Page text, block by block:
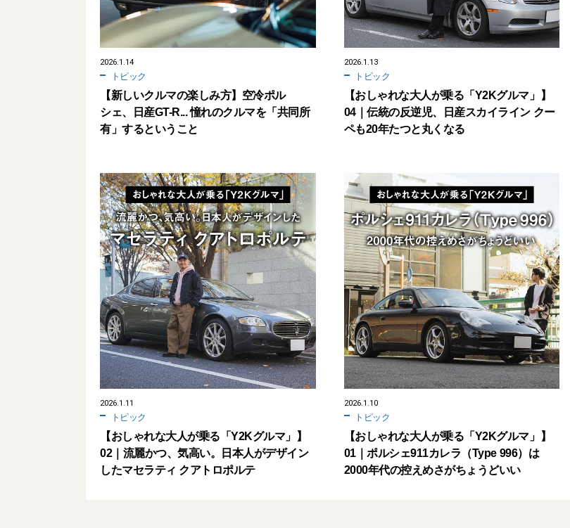
2026.1.14
トピック
【新しいクルマの楽しみ方】空冷ポル
シェ、日産GT-R... 憧れのクルマを「共同所
有」するということ
2026.1.13
トピック
【おしゃれな大人が乗る「Y2Kグルマ」】
04｜伝統の反逆児、日産スカイライン クー
ペも20年たつと丸くなる
2026.1.11
トピック
【おしゃれな大人が乗る「Y2Kグルマ」】
02｜流麗かつ、気高い。日本人がデザイン
したマセラティ クアトロポルテ
2026.1.10
トピック
【おしゃれな大人が乗る「Y2Kグルマ」】
01｜ポルシェ911カレラ（Type 996）は
2000年代の控えめさがちょうどいい